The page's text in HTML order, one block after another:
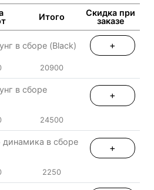
Итого
Скидка при
заказе
в сборе (Black)
20900
+
в сборе
24500
+
динамика в сборе
2250
+